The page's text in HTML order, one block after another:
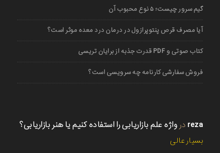
گیم سرور چیست؛ ۵ نوع محبوب آن
آیا مصرف قرص پنتوپرازول در درمان درد معده موثر است؟
کتاب صوتی و PDF قدرت جذبه از برایان تریسی
فروش سفارشی کارنامه چه سرویسی است؟
reza در واژه علم بازاریابی را استفاده کنیم یا هنر بازاریابی؟
بسیار عالی